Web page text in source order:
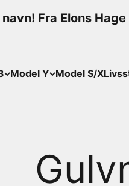
Fra Elons Hage til
Model Y Model S/X